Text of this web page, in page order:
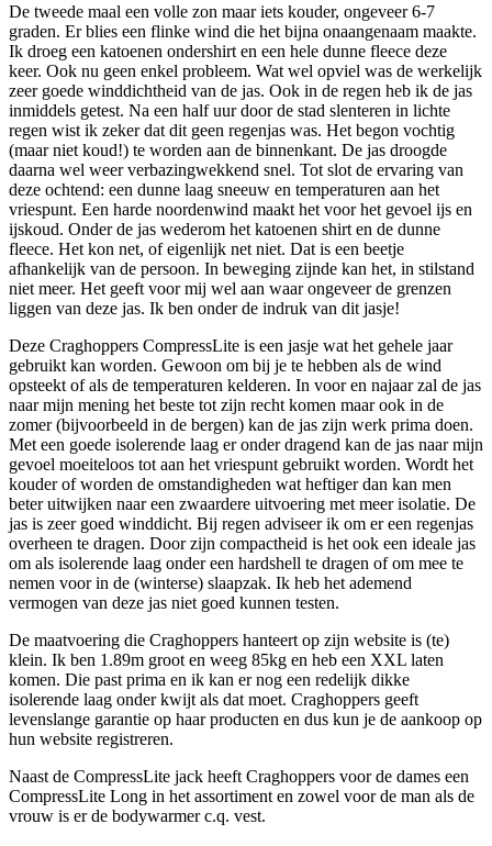
De tweede maal een volle zon maar iets kouder, ongeveer 6-7
graden. Er blies een flinke wind die het bijna onaangenaam maakte.
Ik droeg een katoenen ondershirt en een hele dunne fleece deze
keer. Ook nu geen enkel probleem. Wat wel opviel was de werkelijk
zeer goede winddichtheid van de jas. Ook in de regen heb ik de jas
inmiddels getest. Na een half uur door de stad slenteren in lichte
regen wist ik zeker dat dit geen regenjas was. Het begon vochtig
(maar niet koud!) te worden aan de binnenkant. De jas droogde
daarna wel weer verbazingwekkend snel. Tot slot de ervaring van
deze ochtend: een dunne laag sneeuw en temperaturen aan het
vriespunt. Een harde noordenwind maakt het voor het gevoel ijs en
ijskoud. Onder de jas wederom het katoenen shirt en de dunne
fleece. Het kon net, of eigenlijk net niet. Dat is een beetje
afhankelijk van de persoon. In beweging zijnde kan het, in stilstand
niet meer. Het geeft voor mij wel aan waar ongeveer de grenzen
liggen van deze jas. Ik ben onder de indruk van dit jasje!
Deze Craghoppers CompressLite is een jasje wat het gehele jaar
gebruikt kan worden. Gewoon om bij je te hebben als de wind
opsteekt of als de temperaturen kelderen. In voor en najaar zal de jas
naar mijn mening het beste tot zijn recht komen maar ook in de
zomer (bijvoorbeeld in de bergen) kan de jas zijn werk prima doen.
Met een goede isolerende laag er onder dragend kan de jas naar mijn
gevoel moeiteloos tot aan het vriespunt gebruikt worden. Wordt het
kouder of worden de omstandigheden wat heftiger dan kan men
beter uitwijken naar een zwaardere uitvoering met meer isolatie. De
jas is zeer goed winddicht. Bij regen adviseer ik om er een regenjas
overheen te dragen. Door zijn compactheid is het ook een ideale jas
om als isolerende laag onder een hardshell te dragen of om mee te
nemen voor in de (winterse) slaapzak. Ik heb het ademend
vermogen van deze jas niet goed kunnen testen.
De maatvoering die Craghoppers hanteert op zijn website is (te)
klein. Ik ben 1.89m groot en weeg 85kg en heb een XXL laten
komen. Die past prima en ik kan er nog een redelijk dikke
isolerende laag onder kwijt als dat moet. Craghoppers geeft
levenslange garantie op haar producten en dus kun je de aankoop op
hun website registreren.
Naast de CompressLite jack heeft Craghoppers voor de dames een
CompressLite Long in het assortiment en zowel voor de man als de
vrouw is er de bodywarmer c.q. vest.